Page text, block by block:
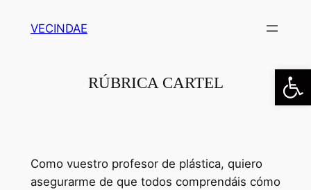
VECINDAE
RÚBRICA CARTEL
Como vuestro profesor de plástica, quiero
asegurarme de que todos comprendáis cómo
Abrir